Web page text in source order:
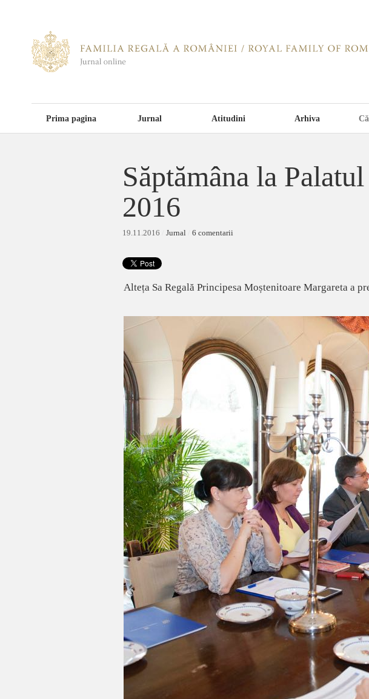
Prima pagina Jurnal Atitudini Arhiva
Săptămâna la
2016
19.11.2016 Jurnal 6 comentarii
Alteța Sa Regală Principesa Moștenitoare Margareta a